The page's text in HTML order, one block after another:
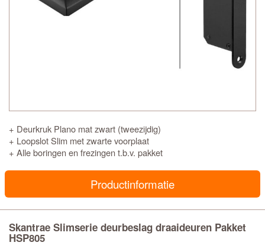
+ Deurkruk Plano mat zwart (tweezijdig)
+ Loopslot Slim met zwarte voorplaat
+ Alle boringen en frezingen t.b.v. pakket
Productinformatie
Skantrae Slimserie deurbeslag draaideuren Pakket
HSP805